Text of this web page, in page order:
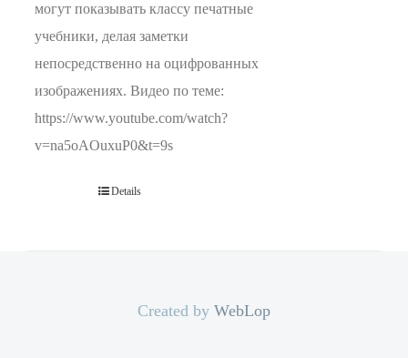
могут показывать классу печатные
учебники, делая заметки
непосредственно на оцифрованных
изображениях. Видео по теме:
https://www.youtube.com/watch?
v=na5oAOuxuP0&t=9s
Details
Created by WebLop